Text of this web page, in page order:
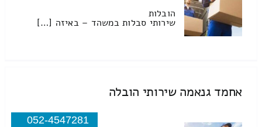
הובלות
שירותי סבלות במשהד – באיזה […]
אחמד גנאמה שירותי הובלה
052-4547281